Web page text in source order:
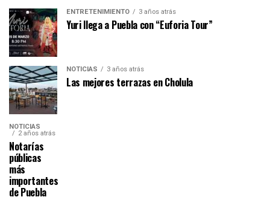
ENTRETENIMIENTO 3 años atrás
Yuri llega a Puebla con “Euforia Tour”
NOTICIAS 3 años atrás
Las mejores terrazas en Cholula
NOTICIAS
2 años atrás
Notarías
públicas
más
importantes
de Puebla